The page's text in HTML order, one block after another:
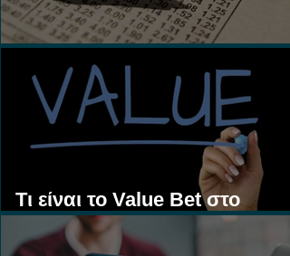
Τι είναι τα Ασιατικά Χάντικαπ;
Τι είναι το Value Bet στο
Στοίχημα;